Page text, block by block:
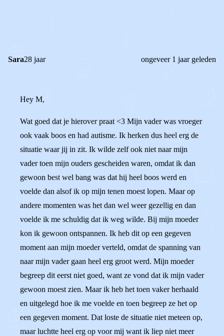
Sara28 jaar ongeveer 1 jaar geleden
Hey M,
Wat goed dat je hierover praat <3 Mijn vader was vroeger
ook vaak boos en had autisme. Ik herken dus heel erg de
situatie waar jij in zit. Ik wilde zelf ook niet naar mijn
vader toen mijn ouders gescheiden waren, omdat ik dan
gewoon best wel bang was dat hij heel boos werd en
voelde dan alsof ik op mijn tenen moest lopen. Maar op
andere momenten was het dan wel weer gezellig en dan
voelde ik me schuldig dat ik weg wilde. Bij mijn moeder
kon ik gewoon ontspannen. Ik heb dit op een gegeven
moment aan mijn moeder verteld, omdat de spanning van
naar mijn vader gaan heel erg groot werd. Mijn moeder
begreep dit eerst niet goed, want ze vond dat ik mijn vader
gewoon moest zien. Maar ik heb het toen vaker herhaald
en uitgelegd hoe ik me voelde en toen begreep ze het op
een gegeven moment. Dat loste de situatie niet meteen op,
maar luchtte heel erg op voor mij want ik liep niet meer